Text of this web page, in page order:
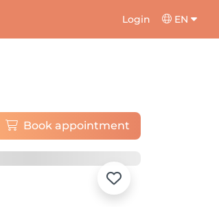
Login EN
Book appointment